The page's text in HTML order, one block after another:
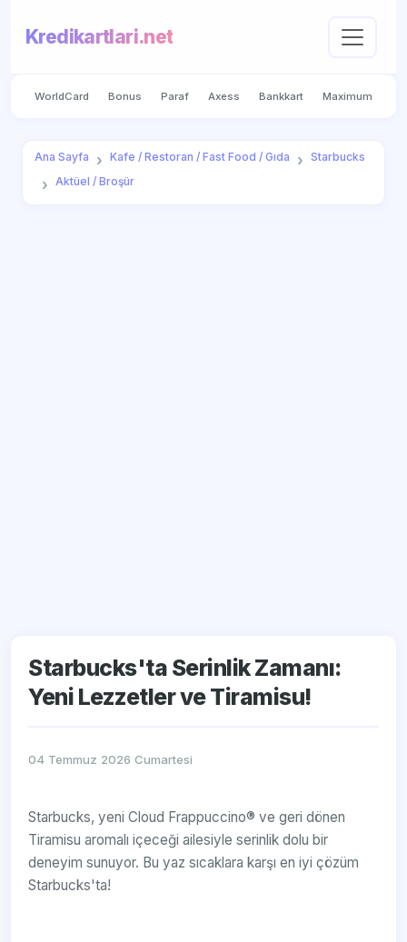
Kredikartlari.net
WorldCard Bonus Paraf Axess Bankkart Maximum
Ana Sayfa Kafe / Restoran / Fast Food / Gıda
Starbucks
Aktüel / Broşür
Starbucks'ta Serinlik Zamanı:
Yeni Lezzetler ve Tiramisu!
04 Temmuz 2026 Cumartesi
Starbucks, yeni Cloud Frappuccino® ve geri dönen
Tiramisu aromalı içeceği ailesiyle serinlik dolu bir
deneyim sunuyor. Bu yaz sıcaklara karşı en iyi çözüm
Starbucks'ta!